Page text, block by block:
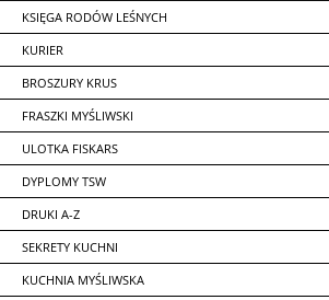
KSIĘGA RODÓW LEŚNYCH
KURIER
BROSZURY KRUS
FRASZKI MYŚLIWSKI
ULOTKA FISKARS
DYPLOMY TSW
DRUKI A-Z
SEKRETY KUCHNI
KUCHNIA MYŚLIWSKA